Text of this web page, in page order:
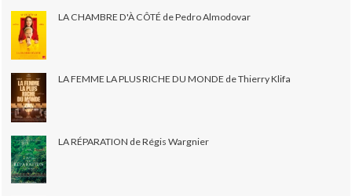
LA CHAMBRE D'À CÔTÉ de Pedro Almodovar
LA FEMME LA PLUS RICHE DU MONDE de Thierry Klifa
LA RÉPARATION de Régis Wargnier